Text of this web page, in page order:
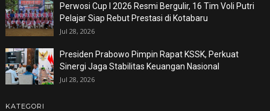
Perwosi Cup I 2026 Resmi Bergulir, 16 Tim Voli Putri
Pelajar Siap Rebut Prestasi di Kotabaru
Jul 28, 2026
Presiden Prabowo Pimpin Rapat KSSK, Perkuat
Sinergi Jaga Stabilitas Keuangan Nasional
Jul 28, 2026
KATEGORI